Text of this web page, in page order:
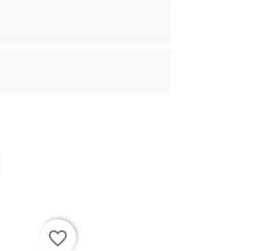
favorite_border